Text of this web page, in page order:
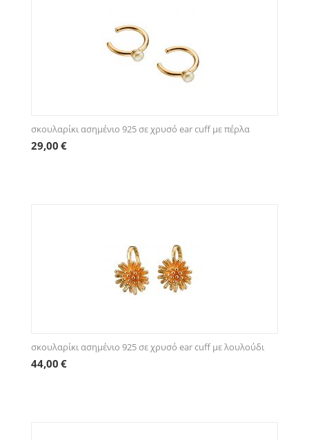
σκουλαρίκι ασημένιο 925 σε χρυσό ear cuff με πέρλα
29,00 €
σκουλαρίκι ασημένιο 925 σε χρυσό ear cuff με λουλούδι
44,00 €